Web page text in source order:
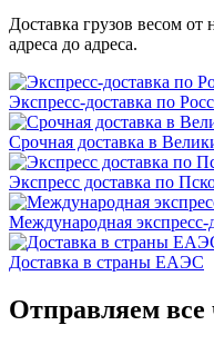
Доставка грузов весом
адреса до адреса.
Экспресс-доставка по
Срочная доставка в
Экспресс доставка по
Международная экспресс-
Доставка в страны ЕАЭС
Отправляем все